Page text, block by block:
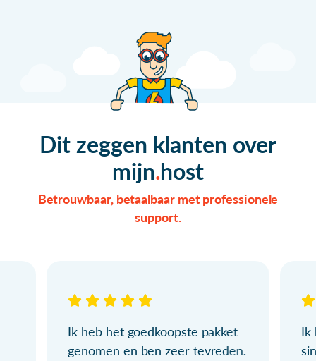
Dit zeggen klanten over
mijn host
Betrouwbaar, betaalbaar met professionele
support.
Ik heb het goedkoopste pakket
genomen en ben zeer tevreden.
Ik